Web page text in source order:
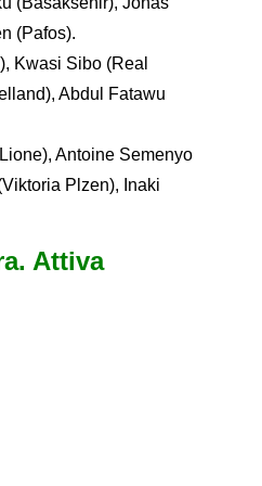
(Pafos).
Kwasi Sibo (Real
Abdul Fatawu
Antoine Semenyo
Plzen), Inaki
Attiva